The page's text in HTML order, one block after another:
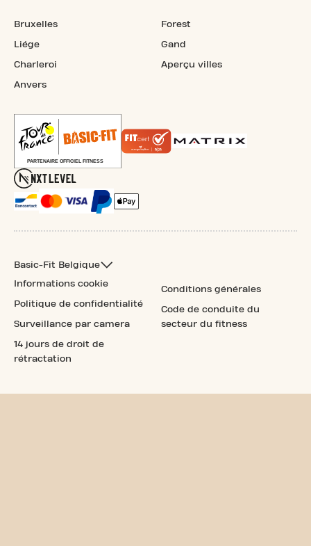
Bruxelles
Liége
Charleroi
Anvers
Forest
Gand
Aperçu villes
Basic-Fit Belgique
Informations cookie
Politique de confidentialité
Surveillance par camera
14 jours de droit de
rétractation
Conditions générales
Code de conduite du
secteur du fitness